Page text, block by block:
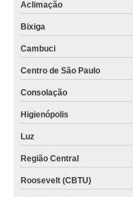
Aclimação
Bixiga
Cambuci
Centro de São Paulo
Consolação
Higienópolis
Luz
Região Central
Roosevelt (CBTU)